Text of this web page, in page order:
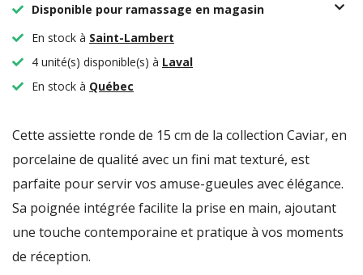
Disponible pour ramassage en magasin
En stock à Saint-Lambert
4 unité(s) disponible(s) à Laval
En stock à Québec
Cette assiette ronde de 15 cm de la collection Caviar, en
porcelaine de qualité avec un fini mat texturé, est
parfaite pour servir vos amuse-gueules avec élégance.
Sa poignée intégrée facilite la prise en main, ajoutant
une touche contemporaine et pratique à vos moments
de réception.